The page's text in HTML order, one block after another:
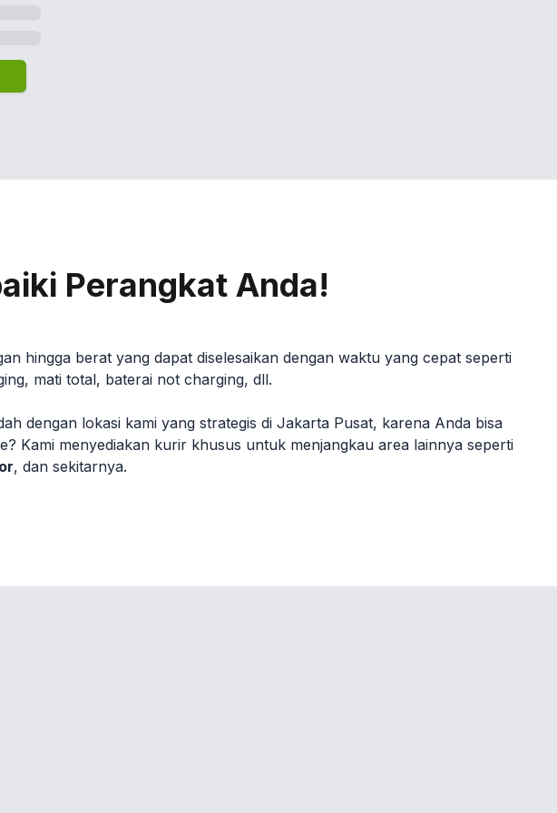
Perangkat Anda!
hingga berat yang dapat diselesaikan dengan waktu yang cepat seperti
mati total, baterai not charging, dll.
dengan lokasi kami yang strategis di Jakarta Pusat, karena Anda bisa
Kami menyediakan kurir khusus untuk menjangkau area lainnya seperti
, dan sekitarnya.